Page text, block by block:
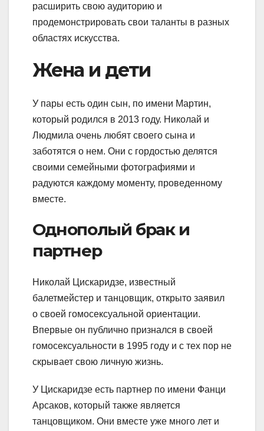
расширить свою аудиторию и
продемонстрировать свои таланты в разных
областях искусства.
Жена и дети
У пары есть один сын, по имени Мартин,
который родился в 2013 году. Николай и
Людмила очень любят своего сына и
заботятся о нем. Они с гордостью делятся
своими семейными фотографиями и
радуются каждому моменту, проведенному
вместе.
Однополый брак и
партнер
Николай Цискаридзе, известный
балетмейстер и танцовщик, открыто заявил
о своей гомосексуальной ориентации.
Впервые он публично признался в своей
гомосексуальности в 1995 году и с тех пор не
скрывает свою личную жизнь.
У Цискаридзе есть партнер по имени Фанци
Арсаков, который также является
танцовщиком. Они вместе уже много лет и